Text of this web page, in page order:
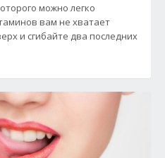
можно легко
вам не хватает
и сгибайте два последних